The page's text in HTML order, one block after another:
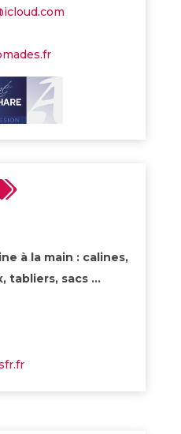
à la main : calines,
tabliers, sacs …